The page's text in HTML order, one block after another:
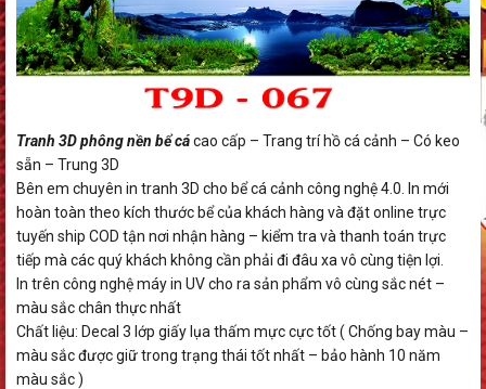
Tranh 3D phông nền bể cácao cấp – Trang trí hồ cá cảnh – Có keo
sẵn – Trung 3D
Bên em chuyên in tranh 3D cho bể cá cảnh công nghệ 4.0. In mới
hoàn toàn theo kích thước bể của khách hàng và đặt online trực
tuyến ship COD tận nơi nhận hàng – kiểm tra và thanh toán trực
tiếp mà các quý khách không cần phải đi đâu xa vô cùng tiện lợi.
In trên công nghệ máy in UV cho ra sản phẩm vô cùng sắc nét –
màu sắc chân thực nhất
Chất liệu: Decal 3 lớp giấy lụa thấm mực cực tốt ( Chống bay màu –
màu sắc được giữ trong trạng thái tốt nhất – bảo hành 10 năm
màu sắc )